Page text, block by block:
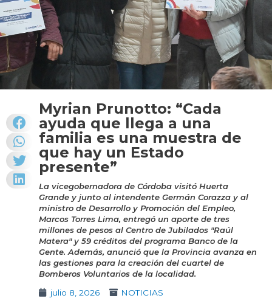
Myrian Prunotto: “Cada
ayuda que llega a una
familia es una muestra de
que hay un Estado
presente”
La vicegobernadora de Córdoba visitó Huerta
Grande y junto al intendente Germán Corazza y al
ministro de Desarrollo y Promoción del Empleo,
Marcos Torres Lima, entregó un aporte de tres
millones de pesos al Centro de Jubilados "Raúl
Matera" y 59 créditos del programa Banco de la
Gente. Además, anunció que la Provincia avanza en
las gestiones para la creación del cuartel de
Bomberos Voluntarios de la localidad.
julio 8, 2026
NOTICIAS